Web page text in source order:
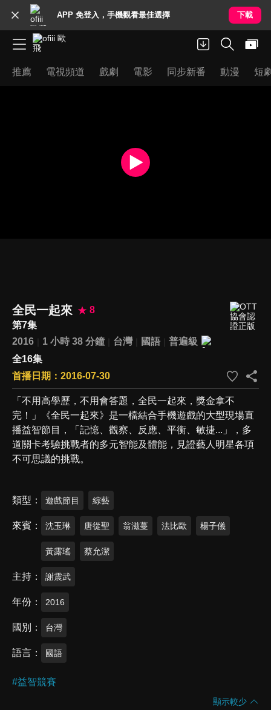
APP 免登入，手機觀看最佳選擇 下載
推薦 電視頻道 戲劇 電影 同步新番 動漫 短
全民一起來
8
第7集
2016
1 小時 38 分鐘 台灣 國語
普遍級
全16集
首播日期：2016-07-30
「不用高學歷，不用會答題，全民一起來，獎金拿不
完！」《全民一起來》是一檔結合手機遊戲的大型現場直
播益智節目，「記憶、觀察、反應、平衡、敏捷...」，多
道關卡考驗挑戰者的多元智能及體能，見證藝人明星各項
不可思議的挑戰。
類型 遊戲節目 綜藝
來賓 沈玉琳 唐從聖 翁滋蔓 法比歐 楊子儀
黃露瑤 蔡允潔
主持 謝震武
年份 2016
國別 台灣
語言 國語
#益智競賽
顯示較少